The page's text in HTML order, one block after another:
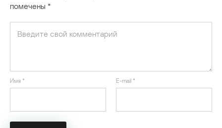
помечены *
Имя * E-mail *